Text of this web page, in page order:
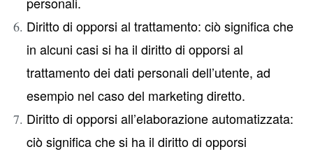
Diritto di opporsi al trattamento: ciò significa che
in alcuni casi si ha il diritto di opporsi al
trattamento dei dati personali dell’utente, ad
esempio nel caso del marketing diretto.
Diritto di opporsi all’elaborazione automatizzata:
ciò significa che si ha il diritto di opporsi